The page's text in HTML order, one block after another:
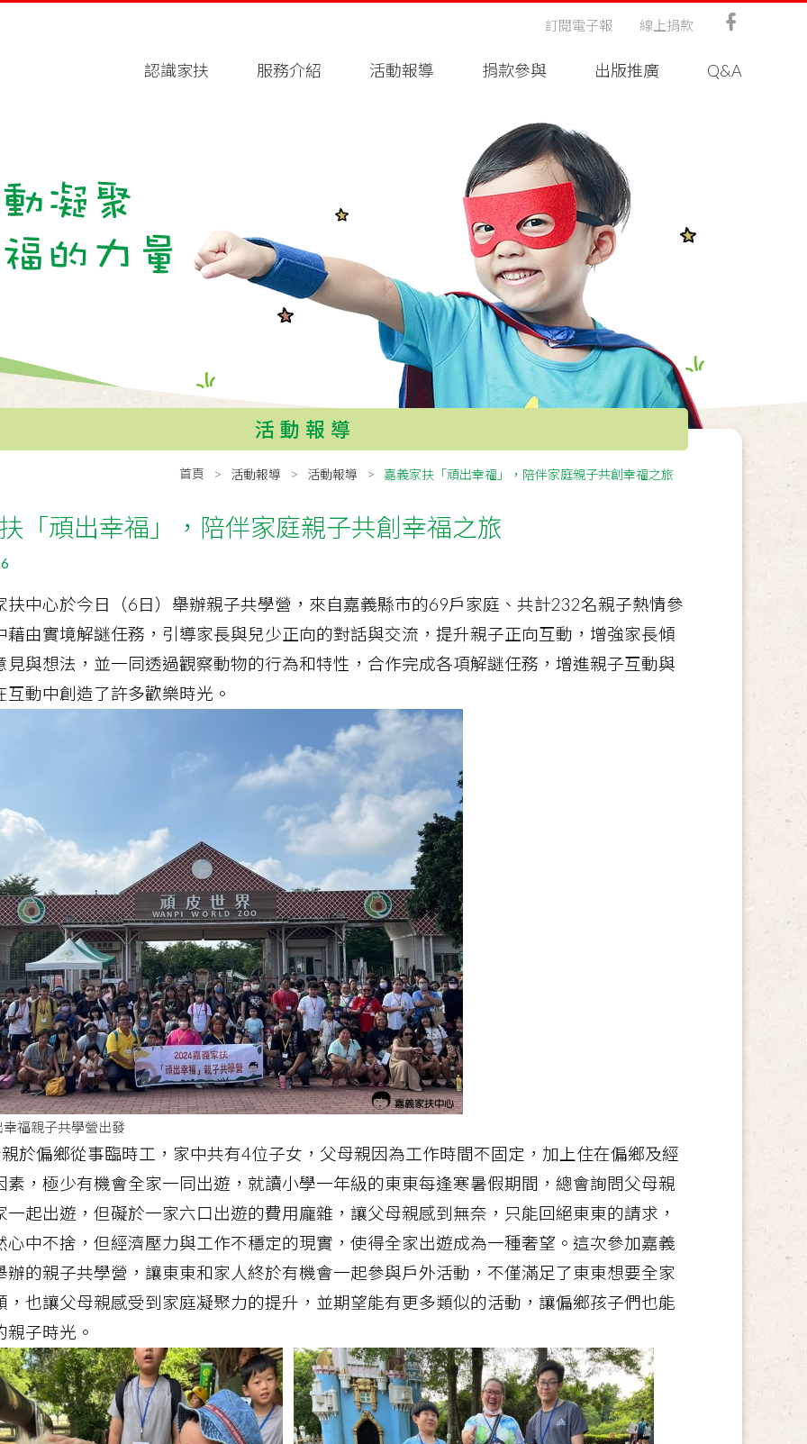
認識家扶 服務介紹 活動報導 捐款參與 出版推廣 Q&A
訂閱電子報 線上捐款
活動報導
首頁 活動報導 活動報導 嘉義家扶「頑出幸福」，陪伴家庭親子共創幸福之旅
「頑出幸福」，陪伴家庭親子共創幸福之旅
扶中心於今日（6日）舉辦親子共學營，來自嘉義縣市的69戶家庭、共計232名親子熱情參
藉由實境解謎任務，引導家長與兒少正向的對話與交流，提升親子正向互動，增強家長傾
見與想法，並一同透過觀察動物的行為和特性，合作完成各項解謎任務，增進親子互動與
互動中創造了許多歡樂時光。
福親子共學營出發
於偏鄉從事臨時工，家中共有4位子女，父母親因為工作時間不固定，加上住在偏鄉及經
素，極少有機會全家一同出遊，就讀小學一年級的東東每逢寒暑假期間，總會詢問父母親
一起出遊，但礙於一家六口出遊的費用龐雜，讓父母親感到無奈，只能回絕東東的請求，
心中不捨，但經濟壓力與工作不穩定的現實，使得全家出遊成為一種奢望。這次參加嘉義
辦的親子共學營，讓東東和家人終於有機會一起參與戶外活動，不僅滿足了東東想要全家
，也讓父母親感受到家庭凝聚力的提升，並期望能有更多類似的活動，讓偏鄉孩子們也能
親子時光。